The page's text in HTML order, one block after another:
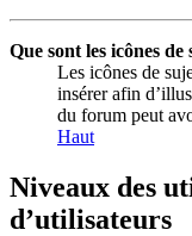
Que sont les icônes de
Les icônes de
insérer afin
du forum peut
Haut
Niveaux des
d’utilisateurs